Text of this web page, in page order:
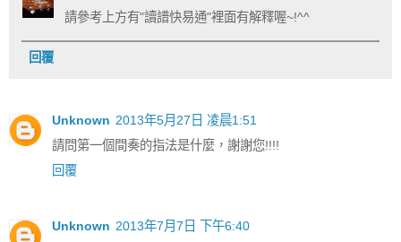
請參考上方有"讀譜快易通"裡面有解釋喔~!^^
回覆
Unknown 2013年5月27日 凌晨1:51
請問第一個間奏的指法是什麼，謝謝您!!!!
回覆
Unknown 2013年7月7日 下午6:40